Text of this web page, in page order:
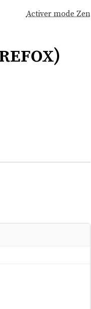
Activer mode Zen